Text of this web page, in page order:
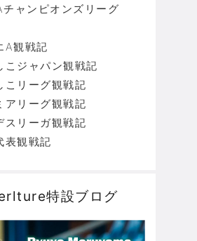
チャンピオンズリーグ
A観戦記
こジャパン観戦記
こリーグ観戦記
アリーグ観戦記
スリーガ観戦記
表観戦記
特設ブログ